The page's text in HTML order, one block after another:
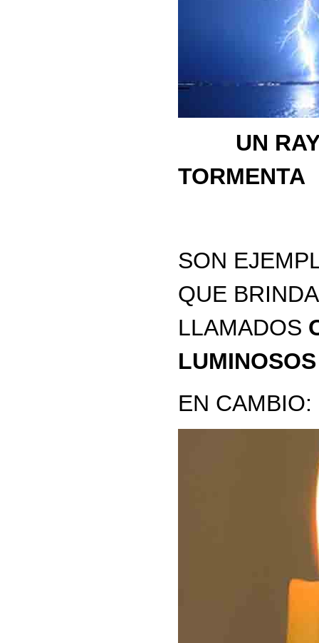
UN
TORMENTA
SON
QUE
LLAMADOS
LUMINOSOS
EN CAMBIO: